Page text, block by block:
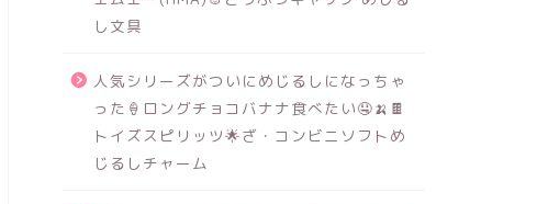
し文具
人気シリーズがついにめじるしになっちゃ
った🍦ロングチョコバナナ食べたい🤤🍌🍫
トイズスピリッツ🌟ざ・コンビニソフトめ
じるしチャーム